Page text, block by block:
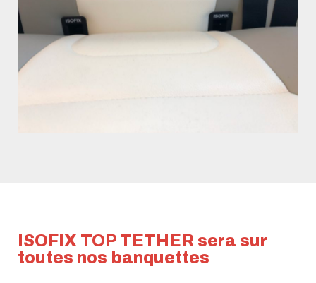
ISOFIX TOP TETHER sera sur
toutes nos banquettes